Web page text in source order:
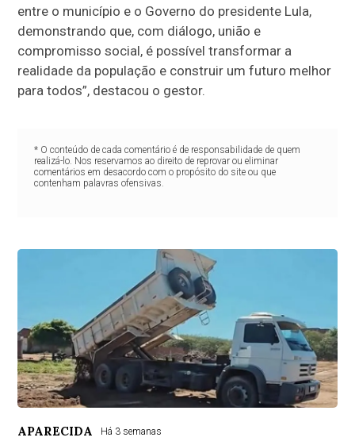
entre o município e o Governo do presidente Lula,
demonstrando que, com diálogo, união e
compromisso social, é possível transformar a
realidade da população e construir um futuro melhor
para todos”, destacou o gestor.
* O conteúdo de cada comentário é de responsabilidade de quem
realizá-lo. Nos reservamos ao direito de reprovar ou eliminar
comentários em desacordo com o propósito do site ou que
contenham palavras ofensivas.
APARECIDA Há 3 semanas